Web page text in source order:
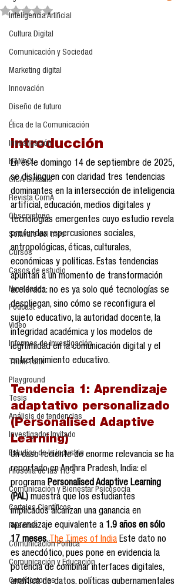
Inteligencia Artificial
Cultura Digital
Comunicación y Sociedad
Marketing digital
Innovación
Diseño de futuro
Ética de la Comunicación
Investigación
H&NhCL
CICA/Sintaxis
Revista ComA
Observatorio
Software del mes
Cursos
Casos de estudio
Novedades
Podcast
Video
Informes de investigación
Think Tank
Playground
Tesis
Análisis de tendencias
Investigador Invitado
Estudios de la industria
Filosofía de las TIC´s
Comunicación y Bienestar Psicosocia
Carteles Científicos
Reseñas
Comunicación Política
Comunicación y Educación
Convocatorias
Obtuvo NaN de 5 estrellas.
Introducción
En este domingo 14 de septiembre de 2025,
se distinguen con claridad tres tendencias
dominantes en la intersección de inteligencia
artificial, educación, medios digitales y
tecnologías emergentes cuyo estudio revela
profundas repercusiones sociales,
antropológicas, éticas, culturales,
económicas y políticas. Estas tendencias
apuntan a un momento de transformación
acelerada: no es ya solo qué tecnologías se
despliegan, sino cómo se reconfigura el
sujeto educativo, la autoridad docente, la
integridad académica y los modelos de
legitimidad en la comunicación digital y el
entretenimiento educativo.
Tendencia 1: Aprendizaje
adaptativo personalizado
(Personalised Adaptive
Learning)
Un caso reciente de enorme relevancia se ha
reportado en Andhra Pradesh, India: el
programa Personalised Adaptive Learning
(PAL) muestra que los estudiantes
implicados alcanzan una ganancia en
aprendizaje equivalente a 1.9 años en sólo
17 meses. The Times of India Este dato no
es anecdótico, pues pone en evidencia la
potencia de combinar interfaces digitales,
analítica de datos, políticas gubernamentales